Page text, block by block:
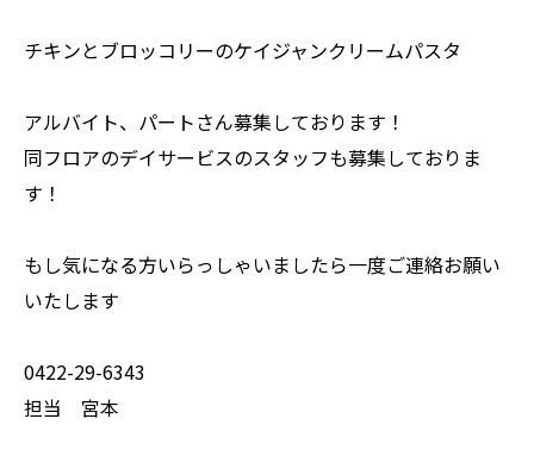
チキンとブロッコリーのケイジャンクリームパスタ
アルバイト、パートさん募集しております！
同フロアのデイサービスのスタッフも募集しておりま
す！
もし気になる方いらっしゃいましたら一度ご連絡お願い
いたします
0422-29-6343
担当 宮本